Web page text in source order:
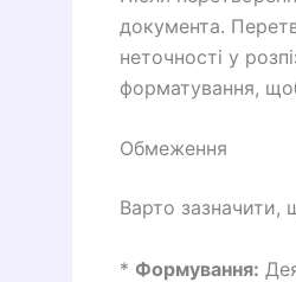
документа.
неточності у
форматування,
Обмеження
Варто зазначити,
* Формування: